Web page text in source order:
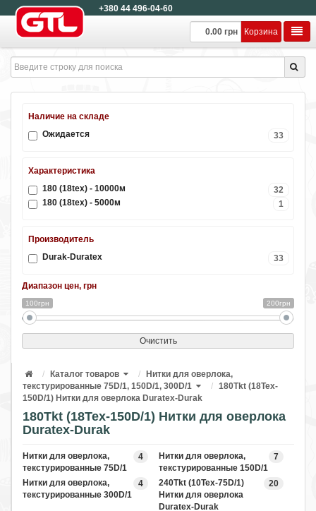
+380 44 496-04-60
0.00 грн Корзина
Наличие на складе
33
Ожидается
Характеристика
32
180 (18tex) - 10000м
1
180 (18tex) - 5000м
Производитель
33
Durak-Duratex
Диапазон цен, грн
100грн 200грн
Очистить
Каталог товаров
Нитки для оверлока,
текстурированные 75D/1, 150D/1, 300D/1
180Tkt (18Tex-
150D/1) Нитки для оверлока Duratex-Durak
180Tkt (18Tex-150D/1) Нитки для оверлока
Duratex-Durak
4
Нитки для оверлока,
текстурированные 75D/1
7
Нитки для оверлока,
текстурированные 150D/1
4
Нитки для оверлока,
текстурированные 300D/1
20
240Tkt (10Tex-75D/1)
Нитки для оверлока
Duratex-Durak